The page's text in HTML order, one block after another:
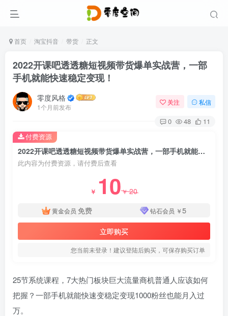
首页 淘宝抖音 带货 正文
2022开课吧透透糖短视频带货爆单实战营，一部
手机就能快速稳定变现！
零度风格
1个月前发布
关注 私信
0 48 11
2022开课吧透透糖短视频带货爆单实战营，一部手机就能快速稳定变现！
此内容为付费资源，请付费后查看
￥ 10￥20
黄金会员 免费 钻石会员 ￥5
立即购买
您当前未登录！建议登陆后购买，可保存购买订单
付费资源
25节系统课程，7大热门板块巨大流量商机普通人应该如何
把握？一部手机就能快速变稳定变现1000粉丝也能月入过
万。